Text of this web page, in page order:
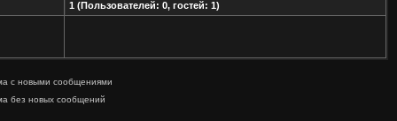
1 (Пользователей: 0, гостей: 1)
с новыми сообщениями
без новых сообщений